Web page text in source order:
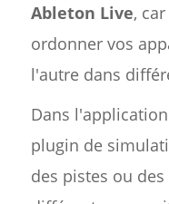
Ableton Live,
ordonner vos
l'autre dans
Dans
plugin de
des pistes ou